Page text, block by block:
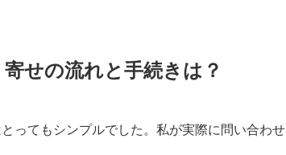
せの流れと手続きは？
ってもシンプルでした。私が実際に問い合わ